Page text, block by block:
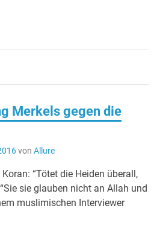
Merkels gegen die
von Allure
“Tötet die Heiden überall,
sie glauben nicht an Allah und
muslimischen Interviewer